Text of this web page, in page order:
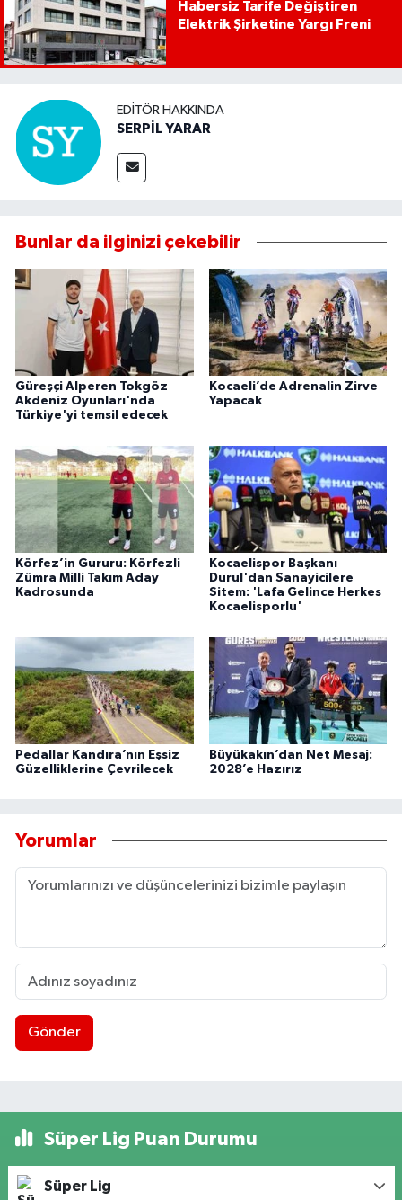
Habersiz Tarife Değiştiren
Elektrik Şirketine Yargı Freni
EDITÖR HAKKINDA
SERPİL YARAR
Bunlar da ilginizi çekebilir
Güreşçi Alperen Tokgöz
Akdeniz Oyunları'nda
Türkiye'yi temsil edecek
Kocaeli’de Adrenalin Zirve
Yapacak
Körfez’in Gururu: Körfezli
Zümra Milli Takım Aday
Kadrosunda
Kocaelispor Başkanı
Durul'dan Sanayicilere
Sitem: 'Lafa Gelince Herkes
Kocaelisporlu'
Pedallar Kandıra’nın Eşsiz
Güzelliklerine Çevrilecek
Büyükakın’dan Net Mesaj:
2028’e Hazırız
Yorumlar
Gönder
Süper Lig Puan Durumu
Süper Lig